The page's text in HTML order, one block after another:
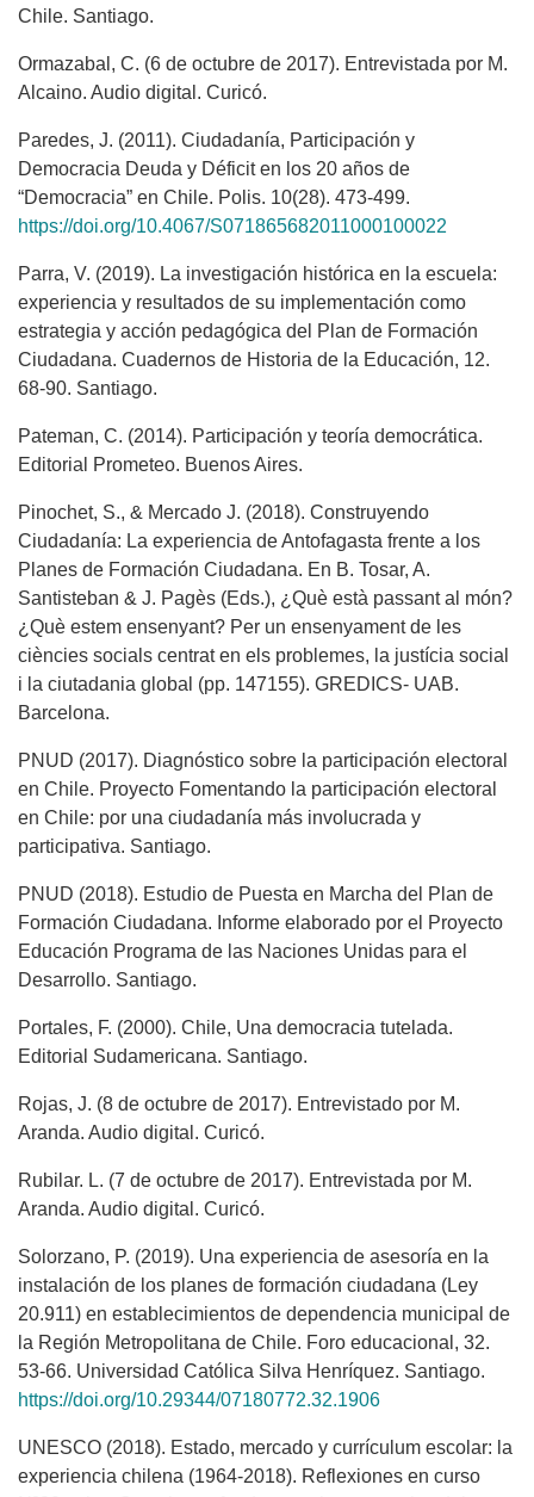
Chile. Santiago.
Ormazabal, C. (6 de octubre de 2017). Entrevistada por M.
Alcaino. Audio digital. Curicó.
Paredes, J. (2011). Ciudadanía, Participación y
Democracia Deuda y Déficit en los 20 años de
“Democracia” en Chile. Polis. 10(28). 473-499.
https://doi.org/10.4067/S071865682011000100022
Parra, V. (2019). La investigación histórica en la escuela:
experiencia y resultados de su implementación como
estrategia y acción pedagógica del Plan de Formación
Ciudadana. Cuadernos de Historia de la Educación, 12.
68-90. Santiago.
Pateman, C. (2014). Participación y teoría democrática.
Editorial Prometeo. Buenos Aires.
Pinochet, S., & Mercado J. (2018). Construyendo
Ciudadanía: La experiencia de Antofagasta frente a los
Planes de Formación Ciudadana. En B. Tosar, A.
Santisteban & J. Pagès (Eds.), ¿Què està passant al món?
¿Què estem ensenyant? Per un ensenyament de les
ciències socials centrat en els problemes, la justícia social
i la ciutadania global (pp. 147155). GREDICS- UAB.
Barcelona.
PNUD (2017). Diagnóstico sobre la participación electoral
en Chile. Proyecto Fomentando la participación electoral
en Chile: por una ciudadanía más involucrada y
participativa. Santiago.
PNUD (2018). Estudio de Puesta en Marcha del Plan de
Formación Ciudadana. Informe elaborado por el Proyecto
Educación Programa de las Naciones Unidas para el
Desarrollo. Santiago.
Portales, F. (2000). Chile, Una democracia tutelada.
Editorial Sudamericana. Santiago.
Rojas, J. (8 de octubre de 2017). Entrevistado por M.
Aranda. Audio digital. Curicó.
Rubilar. L. (7 de octubre de 2017). Entrevistada por M.
Aranda. Audio digital. Curicó.
Solorzano, P. (2019). Una experiencia de asesoría en la
instalación de los planes de formación ciudadana (Ley
20.911) en establecimientos de dependencia municipal de
la Región Metropolitana de Chile. Foro educacional, 32.
53-66. Universidad Católica Silva Henríquez. Santiago.
https://doi.org/10.29344/07180772.32.1906
UNESCO (2018). Estado, mercado y currículum escolar: la
experiencia chilena (1964-2018). Reflexiones en curso